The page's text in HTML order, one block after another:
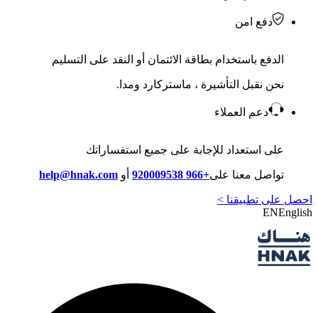
دفع امن
الدفع باستخدام بطاقة الائتمان أو النقد على التسليم
نحن نقبل التأشيرة ، ماستركارد ومدا.
دعم العملاء
على استعداد للإجابة على جميع استفساراتك
تواصل معنا على+966 920009538 أو help@hnak.com
احصل على تطبيقنا >
ENEnglish